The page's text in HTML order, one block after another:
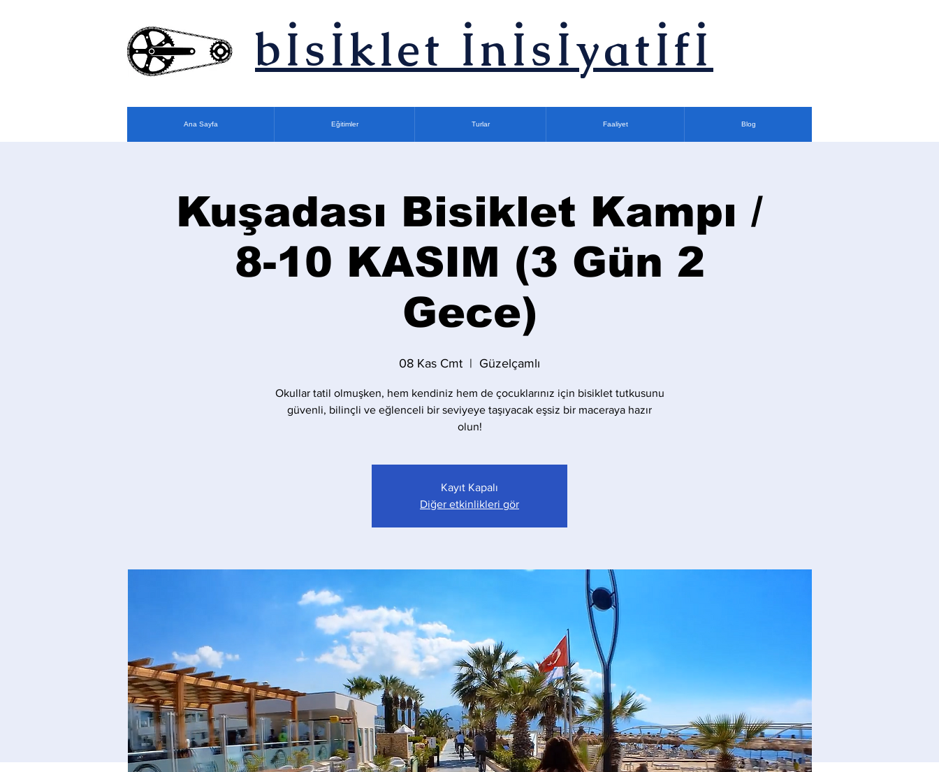
bİsİklet İnİsİyatİfİ
Ana Sayfa Eğitimler Turlar Faaliyet Blog
Kuşadası Bisiklet Kampı /
8-10 KASIM (3 Gün 2
Gece)
08 Kas Cmt
  |
Güzelçamlı
Okullar tatil olmuşken, hem kendiniz hem de çocuklarınız için bisiklet tutkusunu
güvenli, bilinçli ve eğlenceli bir seviyeye taşıyacak eşsiz bir maceraya hazır
olun!
Kayıt Kapalı
Diğer etkinlikleri gör